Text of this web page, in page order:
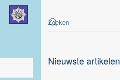
Nieuwste artikelen